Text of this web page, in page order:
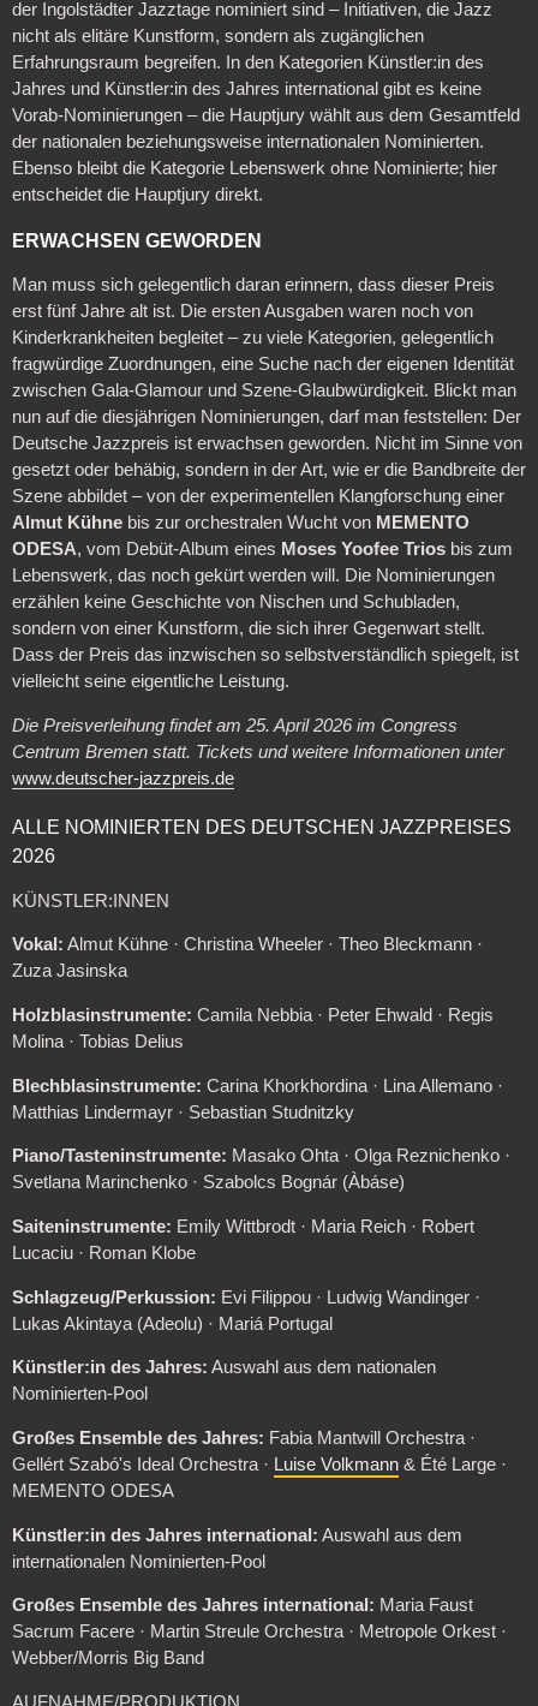
der Ingolstädter Jazztage nominiert sind – Initiativen, die Jazz
nicht als elitäre Kunstform, sondern als zugänglichen
Erfahrungsraum begreifen. In den Kategorien Künstler:in des
Jahres und Künstler:in des Jahres international gibt es keine
Vorab-Nominierungen – die Hauptjury wählt aus dem Gesamtfeld
der nationalen beziehungsweise internationalen Nominierten.
Ebenso bleibt die Kategorie Lebenswerk ohne Nominierte; hier
entscheidet die Hauptjury direkt.
ERWACHSEN GEWORDEN
Man muss sich gelegentlich daran erinnern, dass dieser Preis
erst fünf Jahre alt ist. Die ersten Ausgaben waren noch von
Kinderkrankheiten begleitet – zu viele Kategorien, gelegentlich
fragwürdige Zuordnungen, eine Suche nach der eigenen Identität
zwischen Gala-Glamour und Szene-Glaubwürdigkeit. Blickt man
nun auf die diesjährigen Nominierungen, darf man feststellen: Der
Deutsche Jazzpreis ist erwachsen geworden. Nicht im Sinne von
gesetzt oder behäbig, sondern in der Art, wie er die Bandbreite der
Szene abbildet – von der experimentellen Klangforschung einer
Almut Kühnebis zur orchestralen Wucht von MEMENTO
ODESA, vom Debüt-Album eines Moses Yoofee Triosbis zum
Lebenswerk, das noch gekürt werden will. Die Nominierungen
erzählen keine Geschichte von Nischen und Schubladen,
sondern von einer Kunstform, die sich ihrer Gegenwart stellt.
Dass der Preis das inzwischen so selbstverständlich spiegelt, ist
vielleicht seine eigentliche Leistung.
Die Preisverleihung findet am 25. April 2026 im Congress
Centrum Bremen statt. Tickets und weitere Informationen unter
www.deutscher-jazzpreis.de
ALLE NOMINIERTEN DES DEUTSCHEN JAZZPREISES
2026
KÜNSTLER:INNEN
Vokal: Almut Kühne · Christina Wheeler · Theo Bleckmann ·
Zuza Jasinska
Holzblasinstrumente: Camila Nebbia · Peter Ehwald · Regis
Molina · Tobias Delius
Blechblasinstrumente: Carina Khorkhordina · Lina Allemano ·
Matthias Lindermayr · Sebastian Studnitzky
Piano/Tasteninstrumente: Masako Ohta · Olga Reznichenko ·
Svetlana Marinchenko · Szabolcs Bognár (Àbáse)
Saiteninstrumente: Emily Wittbrodt · Maria Reich · Robert
Lucaciu · Roman Klobe
Schlagzeug/Perkussion: Evi Filippou · Ludwig Wandinger ·
Lukas Akintaya (Adeolu) · Mariá Portugal
Künstler:in des Jahres: Auswahl aus dem nationalen
Nominierten-Pool
Großes Ensemble des Jahres: Fabia Mantwill Orchestra ·
Gellért Szabó's Ideal Orchestra · Luise Volkmann& Été Large ·
MEMENTO ODESA
Künstler:in des Jahres international: Auswahl aus dem
internationalen Nominierten-Pool
Großes Ensemble des Jahres international: Maria Faust
Sacrum Facere · Martin Streule Orchestra · Metropole Orkest ·
Webber/Morris Big Band